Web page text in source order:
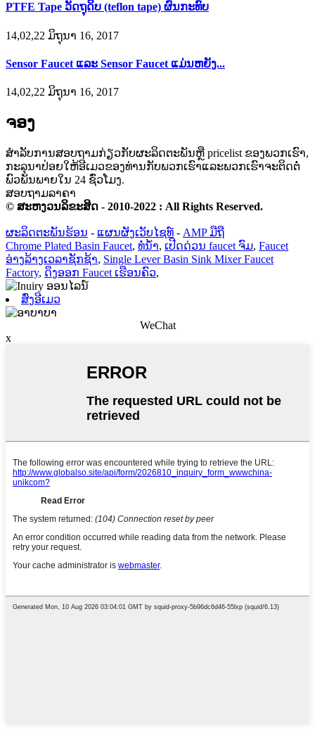
PTFE Tape ວັດຖຸດິບ (teflon tape) ຜົນກະທົບ
14,02,22 ມິຖຸນາ 16, 2017
Sensor Faucet ແລະ Sensor Faucet ແມ່ນຫຍັງ...
14,02,22 ມິຖຸນາ 16, 2017
ຈອງ
ສໍາ​ລັບ​ການ​ສອບ​ຖາມ​ກ່ຽວ​ກັບ​ຜະ​ລິດ​ຕະ​ພັນ​ຫຼື pricelist ຂອງ​ພວກ​ເຮົາ​,
ກະ​ລຸ​ນາ​ປ່ອຍ​ໃຫ້​ອີ​ເມວ​ຂອງ​ທ່ານ​ກັບ​ພວກ​ເຮົາ​ແລະ​ພວກ​ເຮົາ​ຈະ​ຕິດ​ຕໍ່​
ພົວ​ພັນ​ພາຍ​ໃນ 24 ຊົ່ວ​ໂມງ​.
ສອບຖາມລາຄາ
© ສະຫງວນລິຂະສິດ - 2010-2022 : All Rights Reserved.
ຜະລິດຕະພັນຮ້ອນ - ແຜນຜັງເວັບໄຊທ໌ - AMP ມືຖື
Chrome Plated Basin Faucet, ທໍ່ນ້ຳ, ເປີດດ່ວນ faucet ຈົມ, Faucet
ອ່າງລ້າງເວລາຊັກຊ້າ, Single Lever Basin Sink Mixer Faucet
Factory, ດຶງອອກ Faucet ເຮືອນຄົວ,
ສົ່ງອີເມວ
WeChat
x